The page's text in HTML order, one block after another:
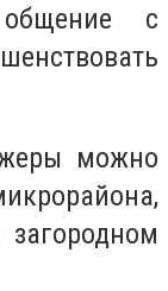
с
можно